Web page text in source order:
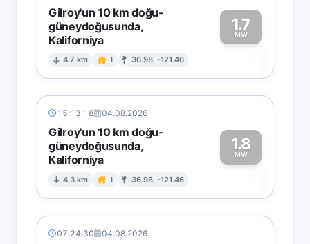
Gilroy'un 10 km doğu-
güneydoğusunda,
Kaliforniya
4.7 km I 36.98, -121.46
1.7
MW
1
15:13:18 04.08.2026
Gilroy'un 10 km doğu-
güneydoğusunda,
Kaliforniya
4.3 km I 36.98, -121.46
1.8
MW
1
07:24:30 04.08.2026